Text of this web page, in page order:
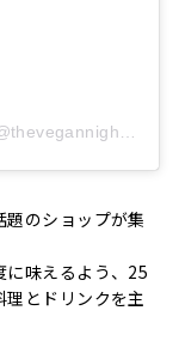
のショップが集
に味えるよう、25
とドリンクを主